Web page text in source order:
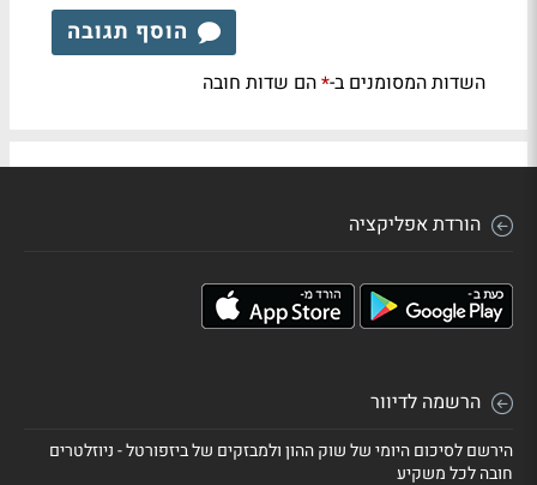
הוסף תגובה
השדות המסומנים ב-*הם שדות חובה
הורדת אפליקציה
הרשמה לדיוור
הירשם לסיכום היומי של שוק ההון ולמבזקים של ביזפורטל - ניוזלטרים
חובה לכל משקיע